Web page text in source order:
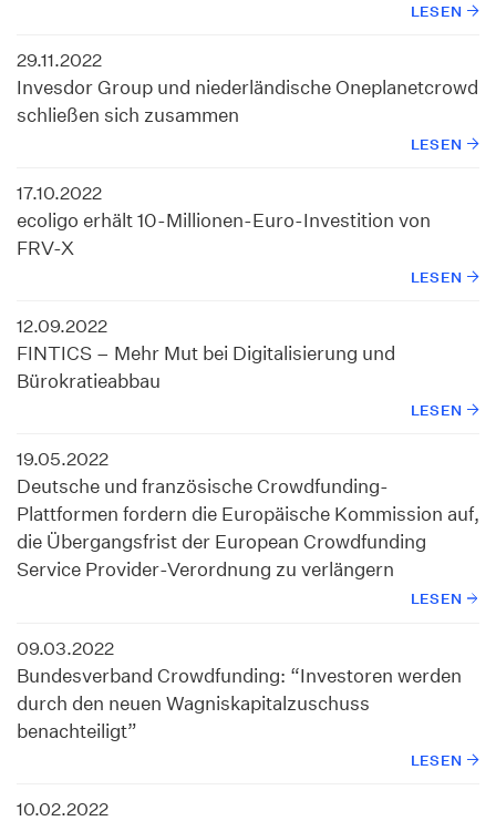
LESEN
29.11.2022
Invesdor Group und niederländische Oneplanetcrowd
schließen sich zusammen
LESEN
17.10.2022
ecoligo erhält 10-Millionen-Euro-Investition von
FRV-X
LESEN
12.09.2022
FINTICS – Mehr Mut bei Digitalisierung und
Bürokratieabbau
LESEN
19.05.2022
Deutsche und französische Crowdfunding-
Plattformen fordern die Europäische Kommission auf,
die Übergangsfrist der European Crowdfunding
Service Provider-Verordnung zu verlängern
LESEN
09.03.2022
Bundesverband Crowdfunding: “Investoren werden
durch den neuen Wagniskapitalzuschuss
benachteiligt”
LESEN
10.02.2022